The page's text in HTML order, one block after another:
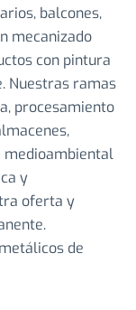
balcones,
mecanizado
con pintura
Nuestras ramas
procesamiento
medioambiental
y
oferta y
de